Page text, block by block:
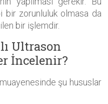
bir zorunluluk olmasa da
bir işlemdir.
Ultrason
İncelenir?
şu hususlar